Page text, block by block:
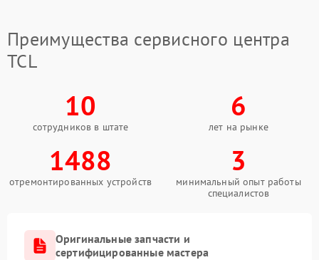
Преимущества сервисного центра
TCL
10
сотрудников в штате
6
лет на рынке
1488
отремонтированных устройств
3
минимальный опыт работы
специалистов
Оригинальные запчасти и
сертифицированные мастера